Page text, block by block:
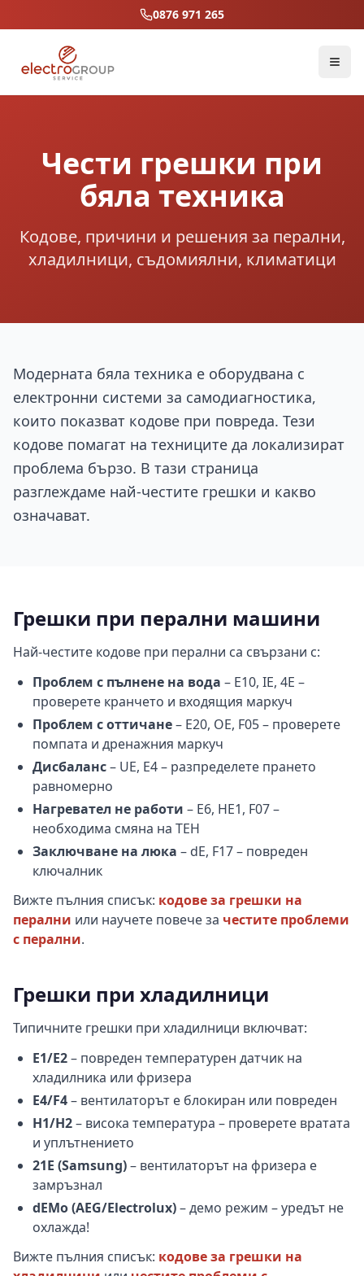
0876 971 265
Чести грешки при
бяла техника
Кодове, причини и решения за перални,
хладилници, съдомиялни, климатици
Модерната бяла техника е оборудвана с
електронни системи за самодиагностика,
които показват кодове при повреда. Тези
кодове помагат на техниците да локализират
проблема бързо. В тази страница
разглеждаме най-честите грешки и какво
означават.
Грешки при перални машини
Най-честите кодове при перални са свързани с:
Проблем с пълнене на вода – E10, IE, 4E –
проверете кранчето и входящия маркуч
Проблем с оттичане– E20, OE, F05 – проверете
помпата и дренажния маркуч
Дисбаланс– UE, E4 – разпределете прането
равномерно
Нагревател не работи – E6, HE1, F07 –
необходима смяна на ТЕН
Заключване на люка – dE, F17 – повреден
ключалник
Вижте пълния списък: кодове за грешки на
перални или научете повече за честите проблеми
с перални.
Грешки при хладилници
Типичните грешки при хладилници включват:
E1/E2– повреден температурен датчик на
хладилника или фризера
E4/F4– вентилаторът е блокиран или повреден
H1/H2– висока температура – проверете вратата
и уплътнението
21E (Samsung)– вентилаторът на фризера е
замръзнал
dEMo (AEG/Electrolux)– демо режим – уредът не
охлажда!
Вижте пълния списък: кодове за грешки на